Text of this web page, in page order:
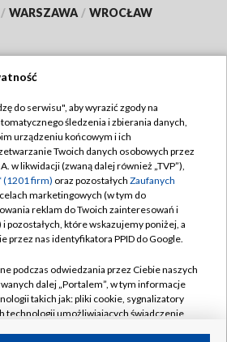
/ WARSZAWA / WROCŁAW
TVP
Cyfrowa
Regulamin TVP
prywatności
Moje zgody
Pomoc
Kontakt
Kanały
do serwisu", aby wyrazić zgody na
śledzenia i zbierania danych,
urządzeniu końcowym i ich
Twoich danych osobowych przez
w likwidacji (zwaną dalej również „TVP”),
(1201 firm) oraz pozostałych Zaufanych
marketingowych (w tym do
reklam do Twoich zainteresowań i
pozostałych, które wskazujemy poniżej, a
przez nas identyfikatora PPID do Google.
podczas odwiedzania przez Ciebie naszych
dalej „Portalem”, w tym informacje
takich jak: pliki cookie, sygnalizatory
technologii umożliwiających świadczenie